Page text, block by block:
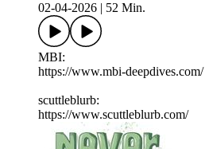
02-04-2026
52 Min.
MBI:
https://www.mbi-deepdives.com/
scuttleblurb:
https://www.scuttleblurb.com/